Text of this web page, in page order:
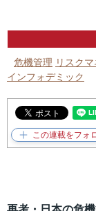
危機管理 リスク
インフォデミック